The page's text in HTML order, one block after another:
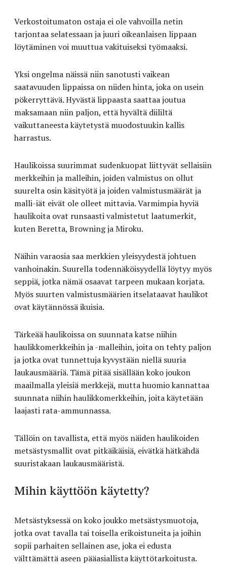
Verkostoitumaton ostaja ei ole vahvoilla netin
tarjontaa selatessaan ja juuri oikeanlaisen lippaan
löytäminen voi muuttua vakituiseksi työmaaksi.
Yksi ongelma näissä niin sanotusti vaikean
saatavuuden lippaissa on niiden hinta, joka on usein
pökerryttävä. Hyvästä lippaasta saattaa joutua
maksamaan niin paljon, että hyvältä diililtä
vaikuttaneesta käytetystä muodostuukin kallis
harrastus.
Haulikoissa suurimmat sudenkuopat liittyvät sellaisiin
merkkeihin ja malleihin, joiden valmistus on ollut
suurelta osin käsityötä ja joiden valmistusmäärät ja
malli-iät eivät ole olleet mittavia. Varmimpia hyviä
haulikoita ovat runsaasti valmistetut laatumerkit,
kuten Beretta, Browning ja Miroku.
Näihin varaosia saa merkkien yleisyydestä johtuen
vanhoinakin. Suurella todennäköisyydellä löytyy myös
seppiä, jotka nämä osaavat tarpeen mukaan korjata.
Myös suurten valmistusmäärien itselataavat haulikot
ovat käytännössä ikuisia.
Tärkeää haulikoissa on suunnata katse niihin
haulikkomerkkeihin ja -malleihin, joita on tehty paljon
ja jotka ovat tunnettuja kyvystään niellä suuria
laukausmääriä. Tämä pitää sisällään koko joukon
maailmalla yleisiä merkkejä, mutta huomio kannattaa
suunnata niihin haulikkomerkkeihin, joita käytetään
laajasti rata-ammunnassa.
Tällöin on tavallista, että myös näiden haulikoiden
metsästysmallit ovat pitkäikäisiä, eivätkä hätkähdä
suuristakaan laukausmääristä.
Mihin käyttöön käytetty?
Metsästyksessä on koko joukko metsästysmuotoja,
jotka ovat tavalla tai toisella erikoistuneita ja joihin
sopii parhaiten sellainen ase, joka ei edusta
välttämättä aseen pääasiallista käyttötarkoitusta.